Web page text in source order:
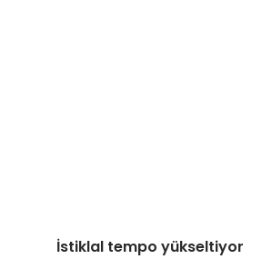
İstiklal tempo yükseltiyor